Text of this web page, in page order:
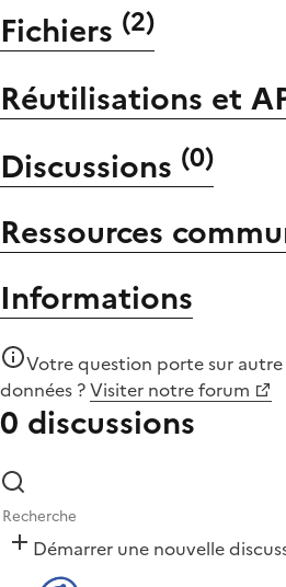
Fichiers (2)
Réutilisations et
Discussions (0)
Ressources
Informations
Votre question porte sur
données ?Visiter notre forum
0 discussions
Démarrer une nouvelle